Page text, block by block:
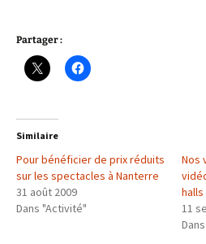
Partager :
Similaire
Pour bénéficier de prix réduits
sur les spectacles à Nanterre
31 août 2009
Dans "Activité"
Nos
halls
11